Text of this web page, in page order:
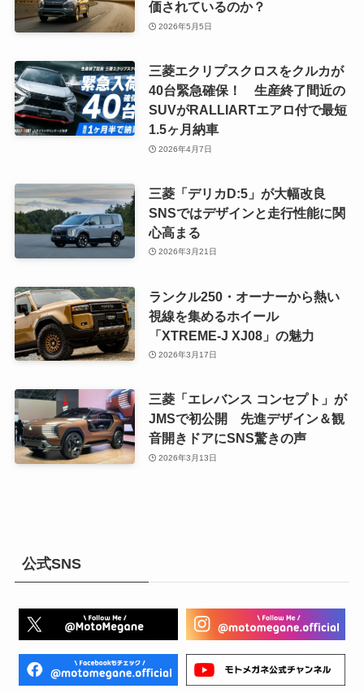
価されているのか？
2026年5月5日
三菱エクリプスクロスをクルカが
40台緊急確保！ 生産終了間近の
SUVがRALLIARTエアロ付で最短
1.5ヶ月納車
2026年4月7日
三菱「デリカD:5」が大幅改良
SNSではデザインと走行性能に関
心高まる
2026年3月21日
ランクル250・オーナーから熱い
視線を集めるホイール
「XTREME-J XJ08」の魅力
2026年3月17日
三菱「エレバンス コンセプト」が
JMSで初公開 先進デザイン＆観
音開きドアにSNS驚きの声
2026年3月13日
公式SNS